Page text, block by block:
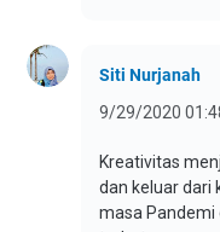
Siti Nurjanah
9/29/2020
Kreativitas
dan keluar dari
masa Pandemi